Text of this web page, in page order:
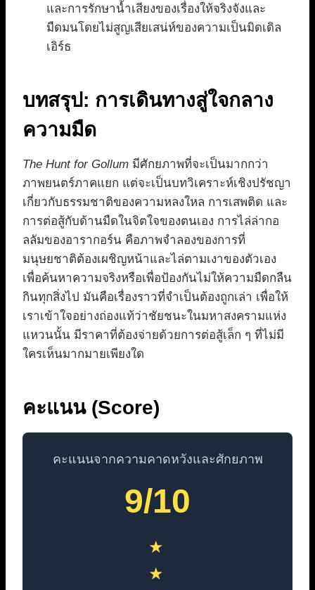
และการรักษาน้ำเสียงของเรื่องให้จริงจังและ
มืดมนโดยไม่สูญเสียเสน่ห์ของความเป็นมิดเดิล
เอิร์ธ
บทสรุป: การเดินทางสู่ใจกลาง
ความมืด
The Hunt for Gollum มีศักยภาพที่จะเป็นมากกว่า
ภาพยนตร์ภาคแยก แต่จะเป็นบทวิเคราะห์เชิงปรัชญา
เกี่ยวกับธรรมชาติของความหลงใหล การเสพติด และ
การต่อสู้กับด้านมืดในจิตใจของตนเอง การไล่ล่ากอ
ลลัมของอารากอร์น คือภาพจำลองของการที่
มนุษยชาติต้องเผชิญหน้าและไล่ตามเงาของตัวเอง
เพื่อค้นหาความจริงหรือเพื่อป้องกันไม่ให้ความมืดกลืน
กินทุกสิ่งไป มันคือเรื่องราวที่จำเป็นต้องถูกเล่า เพื่อให้
เราเข้าใจอย่างถ่องแท้ว่าชัยชนะในมหาสงครามแห่ง
แหวนนั้น มีราคาที่ต้องจ่ายด้วยการต่อสู้เล็ก ๆ ที่ไม่มี
ใครเห็นมากมายเพียงใด
คะแนน (Score)
คะแนนจากความคาดหวังและศักยภาพ
9/10
★
★